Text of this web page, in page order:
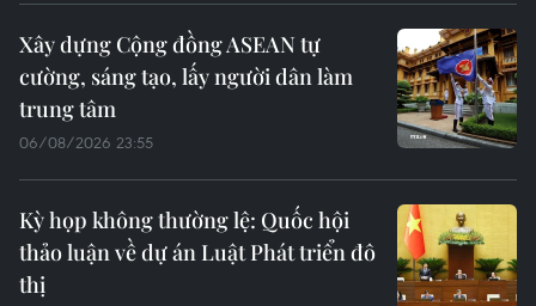
Xây dựng Cộng đồng ASEAN tự
cường, sáng tạo, lấy người dân làm
trung tâm
06/08/2026 23:55
Kỳ họp không thường lệ: Quốc hội
thảo luận về dự án Luật Phát triển đô
thị